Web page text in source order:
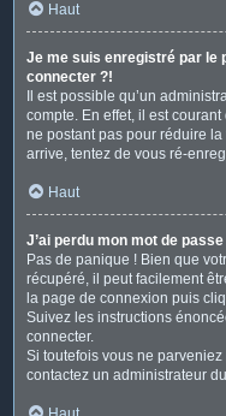
Haut
Je me suis enregistré par le
connecter ?!
Il est possible qu’un
compte. En effet, il est
ne postant pas pour réduire
arrive, tentez de vous ré-
Haut
J’ai perdu mon mot de passe
Pas de panique ! Bien que
récupéré, il peut facilement
la page de connexion puis
Suivez les instructions
connecter.
Si toutefois vous ne
contactez un administrateur